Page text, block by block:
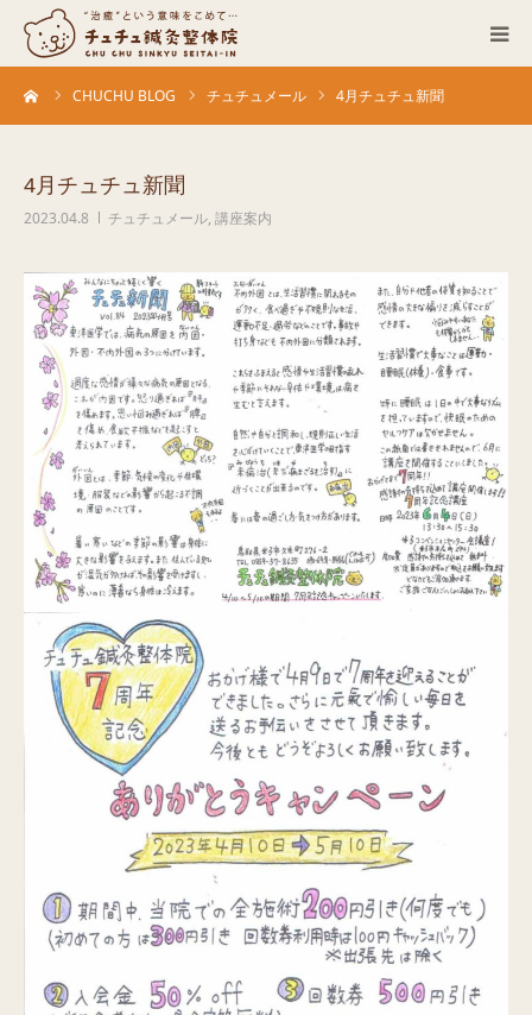
CHUCHU BLOG チュチュメール 4月チュチュ新聞
4月チュチュ新聞
2023.04.8 チュチュメール, 講座案内
当院について
お客さまの声
症例
ACCESS
ブログ
Q&A
ご予約・お問合せ